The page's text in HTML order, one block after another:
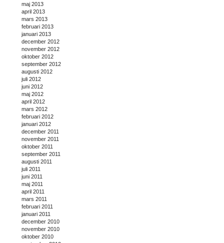
maj 2013
april 2013
mars 2013
februari 2013
januari 2013
december 2012
november 2012
oktober 2012
september 2012
augusti 2012
juli 2012
juni 2012
maj 2012
april 2012
mars 2012
februari 2012
januari 2012
december 2011
november 2011
oktober 2011
september 2011
augusti 2011
juli 2011
juni 2011
maj 2011
april 2011
mars 2011
februari 2011
januari 2011
december 2010
november 2010
oktober 2010